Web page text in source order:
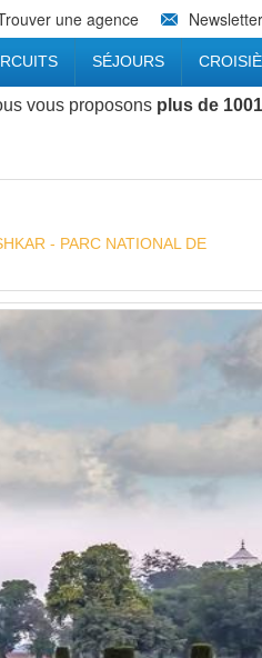
une agence Newsletter
SÉJOURS
vous proposons plus de
- PARC NATIONAL DE